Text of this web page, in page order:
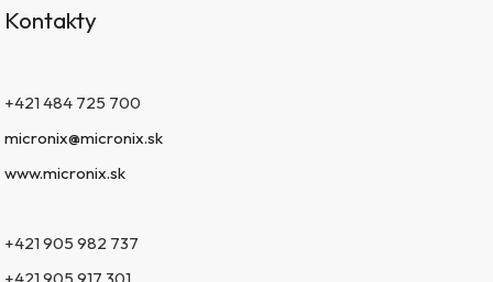
Kontakty
+421 484 725 700
micronix@micronix.sk
www.micronix.sk
+421 905 982 737
+421 905 917 301